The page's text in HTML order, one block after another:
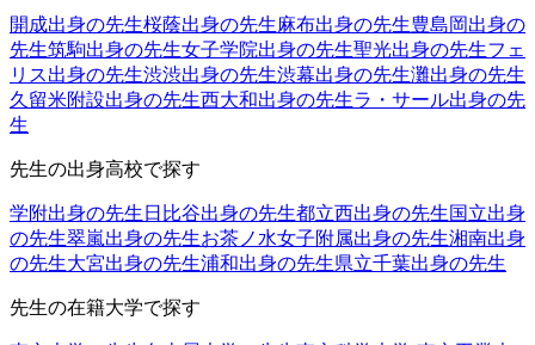
開成出身の先生桜蔭出身の先生麻布出身の先生豊島岡出身の
先生筑駒出身の先生女子学院出身の先生聖光出身の先生フェ
リス出身の先生渋渋出身の先生渋幕出身の先生灘出身の先生
久留米附設出身の先生西大和出身の先生ラ・サール出身の先
生
先生の出身高校で探す
学附出身の先生 日比谷出身の先生都立西出身の先生国立出身
の先生翠嵐出身の先生お茶ノ水女子附属出身の先生湘南出身
の先生大宮出身の先生浦和出身の先生県立千葉出身の先生
先生の在籍大学で探す